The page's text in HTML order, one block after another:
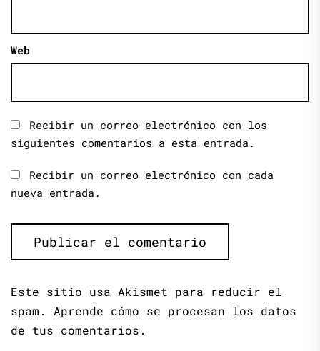
Web
Recibir un correo electrónico con los
siguientes comentarios a esta entrada.
Recibir un correo electrónico con cada
nueva entrada.
Este sitio usa Akismet para reducir el
spam. Aprende cómo se procesan los datos
de tus comentarios.